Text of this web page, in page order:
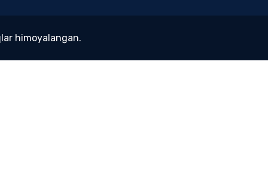
himoyalangan.